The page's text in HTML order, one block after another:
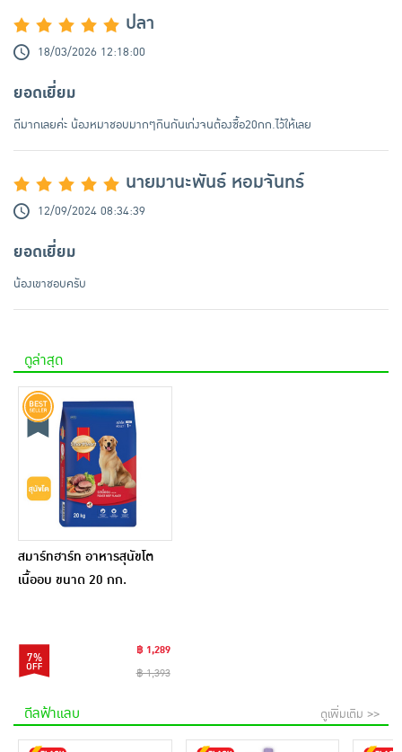
ปลา
18/03/2026 12:18:00
ยอดเยี่ยม
ดีมากเลยค่ะ น้องหมาชอบมากๆกินกันเก่งจนต้องซื้อ20กก.ไว้ให้เลย
นายมานะพันธ์ หอมจันทร์
12/09/2024 08:34:39
ยอดเยี่ยม
น้องเขาชอบครับ
ดูล่าสุด
สมาร์ทฮาร์ท อาหารสุนัขโต
เนื้ออบ ขนาด 20 กก.
7%
฿ 1,289
฿ 1,393
ดีลฟ้าแลบ ดูเพิ่มเติม >>